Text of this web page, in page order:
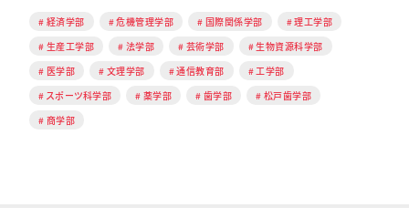
経済学部 危機管理学部 国際関係学部
理工学部
生産工学部
法学部 芸術学部
生物資源科学部
医学部
文理学部 通信教育部
工学部
スポーツ科学部
薬学部 歯学部
松戸歯学部
商学部